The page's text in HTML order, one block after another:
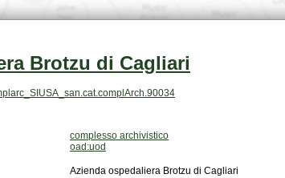
Brotzu di Cagliari
complesso archivistico
oad:uod
Azienda ospedaliera Brotzu di Cagliari